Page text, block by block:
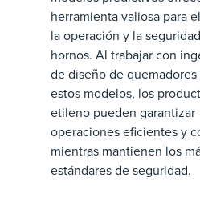
herramienta valiosa para
la operación y la
hornos. Al trabajar con
de diseño de
estos modelos, los
etileno pueden garantizar
operaciones eficientes y
mientras mantienen los
estándares de seguridad.